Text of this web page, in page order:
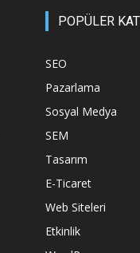
POPÜLER
SEO
Pazarlama
Sosyal Medya
SEM
Tasarım
E-Ticaret
Web Siteleri
Etkinlik